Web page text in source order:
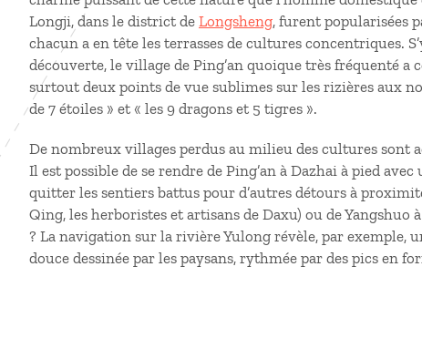
Longji, dans le district de Longsheng, furent popularisées
chacun a en tête les terrasses de cultures concentriques.
découverte, le village de Ping’an quoique très fréquenté a
surtout deux points de vue sublimes sur les rizières aux
de 7 étoiles » et « les 9 dragons et 5 tigres ».
De nombreux villages perdus au milieu des cultures sont
Il est possible de se rendre de Ping’an à Dazhai à pied
quitter les sentiers battus pour d’autres détours à
Qing, les herboristes et artisans de Daxu) ou de Yangshuo
? La navigation sur la rivière Yulong révèle, par exemple,
douce dessinée par les paysans, rythmée par des pics en